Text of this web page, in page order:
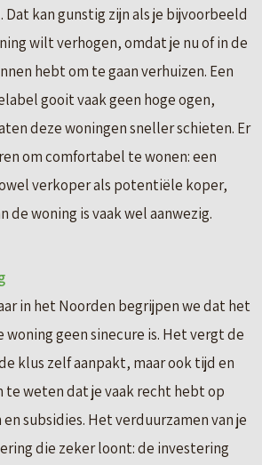
Dat kan gunstig zijn als je bijvoorbeeld
wilt verhogen, omdat je nu of in de
hebt om te gaan verhuizen. Een
gooit vaak geen hoge ogen,
deze woningen sneller schieten. Er
om comfortabel te wonen: een
verkoper als potentiële koper,
de woning is vaak wel aanwezig.
in het Noorden begrijpen we dat het
woning geen sinecure is. Het vergt de
klus zelf aanpakt, maar ook tijd en
te weten dat je vaak recht hebt op
subsidies. Het verduurzamen van je
die zeker loont: de investering